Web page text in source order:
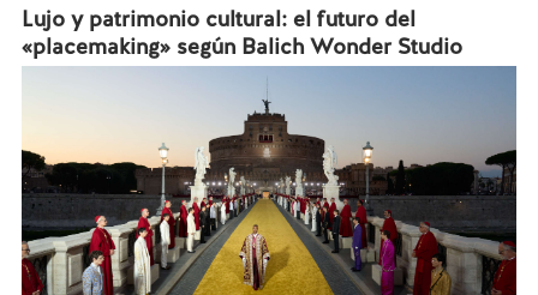
Lujo y patrimonio cultural: el futuro del
«placemaking» según Balich Wonder Studio